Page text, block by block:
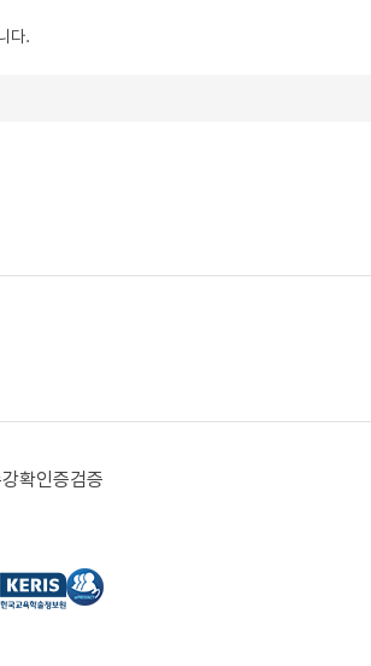
다.
확인증검증